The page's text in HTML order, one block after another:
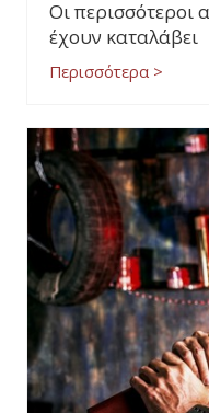
Οι περισσότεροι
έχουν καταλάβει
Περισσότερα >